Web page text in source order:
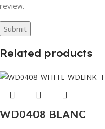
review.
Related products
WD0408 BLANC